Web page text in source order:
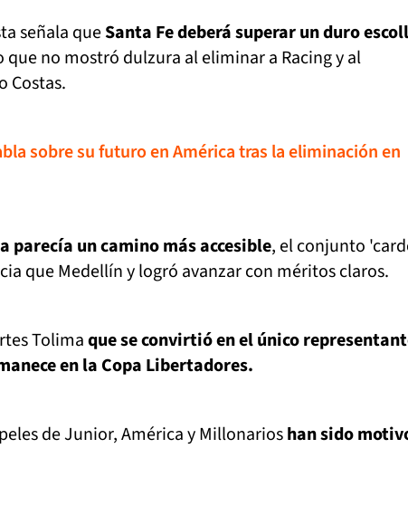
señala queSanta Fe deberá superar un duro
que no mostró dulzura al eliminar a Racing y al
Costas.
sobre su futuro en América tras la eliminación en
parecía un camino más accesible, el conjunto
que Medellín y logró avanzar con méritos claros.
Tolimaque se convirtió en el único
en la Copa Libertadores.
de Junior, América y Millonarioshan sido